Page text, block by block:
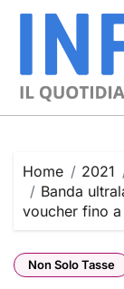
Skip
Home 2021
Banda
voucher fino
Non Solo Tasse